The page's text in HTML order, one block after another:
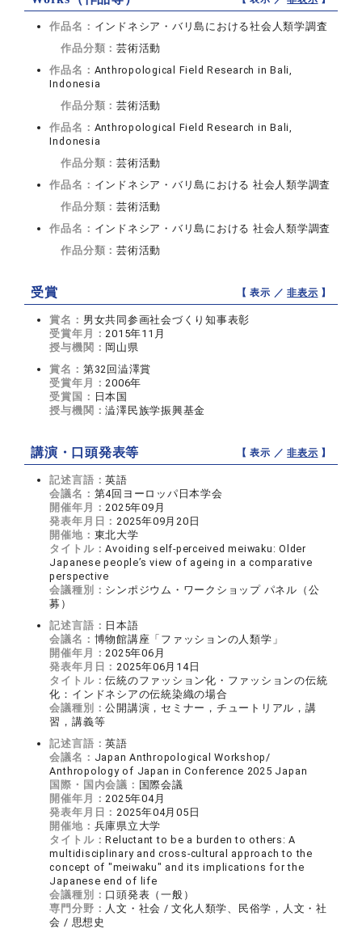
作品名： インドネシア・バリ島における社会人類学調査
作品分類：芸術活動
作品名： Anthropological Field Research in Bali,
Indonesia
作品分類：芸術活動
作品名： Anthropological Field Research in Bali,
Indonesia
作品分類：芸術活動
作品名： インドネシア・バリ島における 社会人類学調査
作品分類：芸術活動
作品名： インドネシア・バリ島における 社会人類学調査
作品分類：芸術活動
受賞 【 表示 ／非表示 】
賞名： 男女共同参画社会づくり知事表彰
受賞年月： 2015年11月
授与機関： 岡山県
賞名： 第32回澁澤賞
受賞年月： 2006年
受賞国： 日本国
授与機関：澁澤民族学振興基金
講演・口頭発表等 【 表示 ／非表示 】
記述言語：英語
会議名： 第4回ヨーロッパ日本学会
開催年月： 2025年09月
発表年月日： 2025年09月20日
開催地： 東北大学
タイトル：Avoiding self-perceived meiwaku: Older
Japanese people’s view of ageing in a comparative
perspective
会議種別： シンポジウム・ワークショップ パネル（公
募）
記述言語： 日本語
会議名： 博物館講座「ファッションの人類学」
開催年月： 2025年06月
発表年月日： 2025年06月14日
タイトル：伝統のファッション化・ファッションの伝統
化：インドネシアの伝統染織の場合
会議種別：公開講演，セミナー，チュートリアル，講
習，講義等
記述言語：英語
会議名： Japan Anthropological Workshop/
Anthropology of Japan in Conference 2025 Japan
国際・国内会議： 国際会議
開催年月： 2025年04月
発表年月日： 2025年04月05日
開催地： 兵庫県立大学
タイトル：Reluctant to be a burden to others: A
multidisciplinary and cross-cultural approach to the
concept of "meiwaku" and its implications for the
Japanese end of life
会議種別： 口頭発表（一般）
専門分野： 人文・社会 / 文化人類学、民俗学，人文・社
会 / 思想史